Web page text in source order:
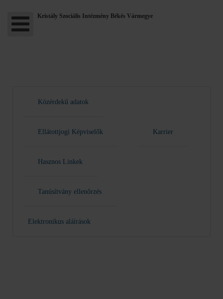
Kristály Szociális Intézmény Békés Vármegye
Közérdekű adatok
Ellátottjogi Képviselők Karrier
Hasznos Linkek
Tanúsítvány ellenőrzés
Elektronikus aláírások